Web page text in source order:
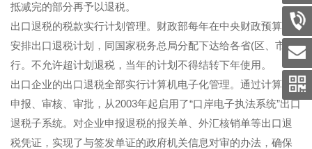
抵减完的部分再予以退税。
出口退税的税款实行计划管理。财政部每年在中央财政预算中
安排出口退税计划，同国家税务总局分配下达给各省(区、市)执
行。不允许超计划退税，当年的计划不得结转下年使用。
出口企业的出口退税全部实行计算机电子化管理。通过计算机
申报、审核、审批，从2003年起启用了“口岸电子执法系统”出口
退税子系统。对企业申报退税的报关单、外汇核销单等出口退
税凭证，实现了与签发单证的政府机关信息对审的办法，确保